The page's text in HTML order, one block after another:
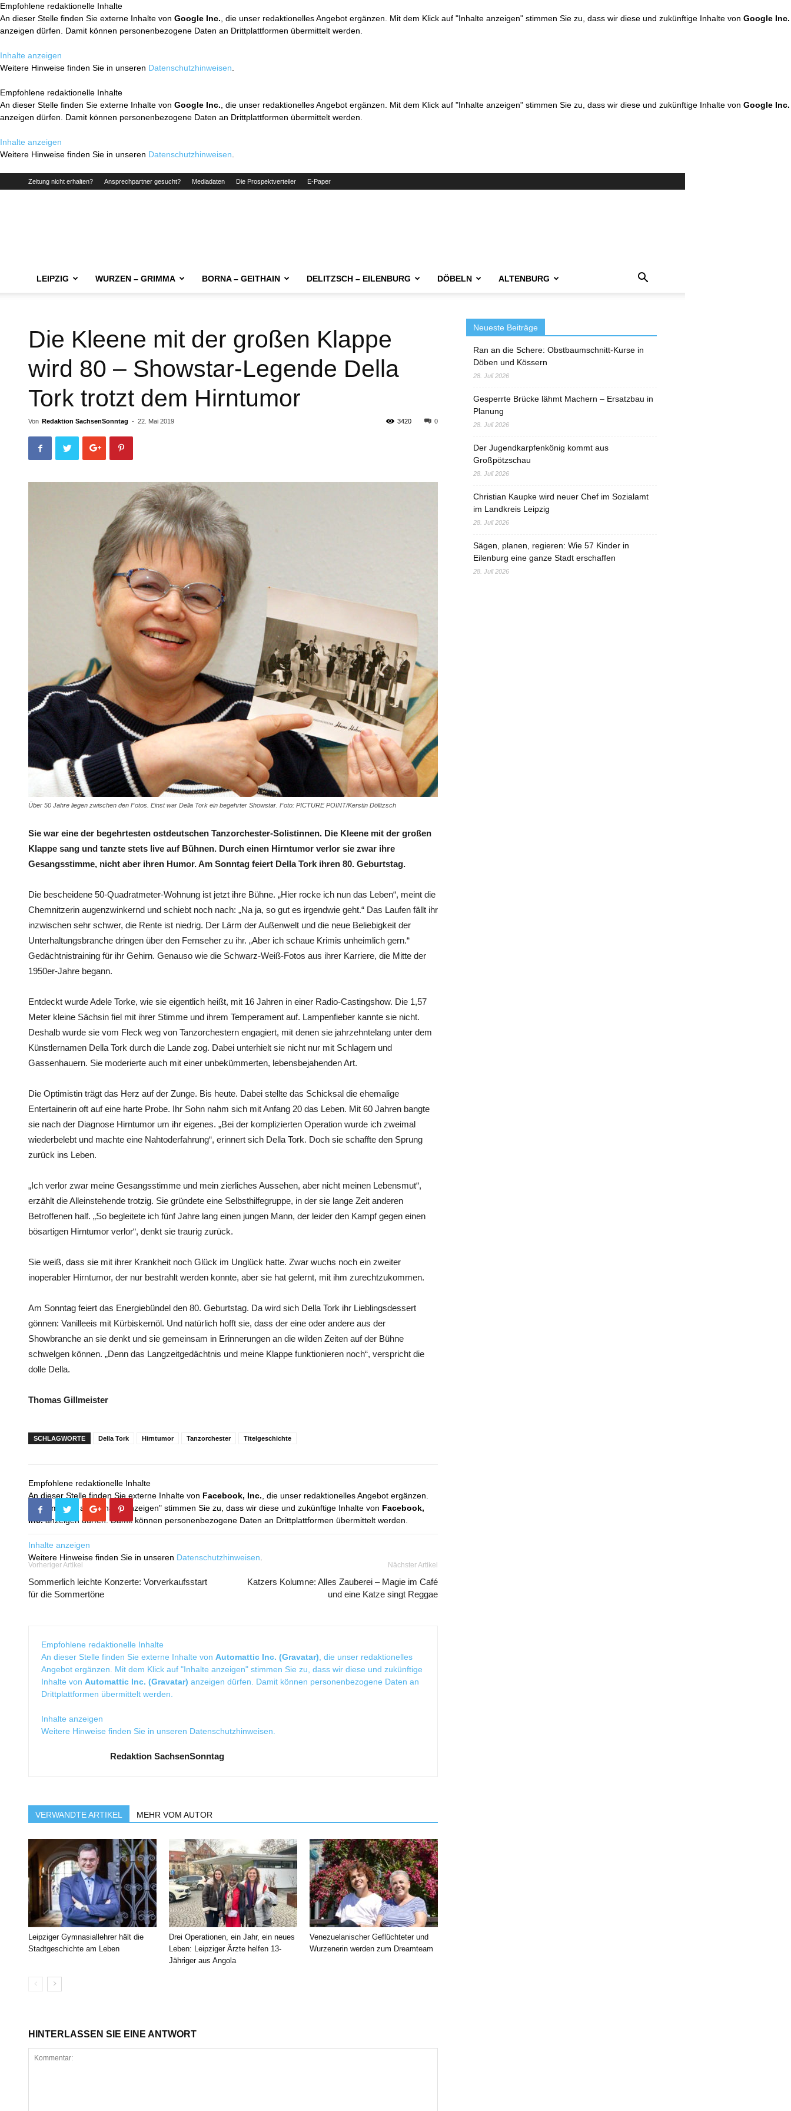
Empfohlene redaktionelle Inhalte
An dieser Stelle finden Sie externe Inhalte von Google Inc. , die unser redaktionelles Angebot ergänzen. Mit dem Klick auf "Inhalte anzeigen" stimmen Sie zu, dass wir diese und zukünftige Inhalte von Google Inc.
anzeigen dürfen. Damit können personenbezogene Daten an Drittplattformen übermittelt werden.
Inhalte anzeigen
Weitere Hinweise finden Sie in unseren Datenschutzhinweisen
Empfohlene redaktionelle Inhalte
An dieser Stelle finden Sie externe Inhalte von Google Inc. , die unser redaktionelles Angebot ergänzen. Mit dem Klick auf "Inhalte anzeigen" stimmen Sie zu, dass wir diese und zukünftige Inhalte von Google Inc.
anzeigen dürfen. Damit können personenbezogene Daten an Drittplattformen übermittelt werden.
Inhalte anzeigen
Weitere Hinweise finden Sie in unseren Datenschutzhinweisen
Zeitung nicht erhalten? Ansprechpartner gesucht? Mediadaten Die Prospektverteiler E-Paper
LEIPZIG WURZEN – GRIMMA BORNA – GEITHAIN DELITZSCH – EILENBURG DÖBELN ALTENBURG
Die Kleene mit der großen Klappe
wird 80 – Showstar-Legende Della
Tork trotzt dem Hirntumor
Von Redaktion SachsenSonntag - 22. Mai 2019 0
3420
Über 50 Jahre liegen zwischen den Fotos. Einst war Della Tork ein begehrter Showstar. Foto: PICTURE POINT/Kerstin Dölitzsch
Sie war eine der begehrtesten ostdeutschen Tanz­orchester-Solistinnen. Die Kleene mit der großen
Klappe sang und tanzte stets live auf Bühnen. Durch einen Hirntumor verlor sie zwar ihre
Gesangsstimme, nicht aber ihren Humor. Am Sonntag feiert Della Tork ihren 80. Geburtstag.
Die bescheidene 50-Quadratmeter-Wohnung ist jetzt ihre Bühne. „Hier rocke ich nun das Leben“, meint die
Chemnitzerin augenzwinkernd und schiebt noch nach: „Na ja, so gut es irgendwie geht.“ Das Laufen fällt ihr
inzwischen sehr schwer, die Rente ist niedrig. Der Lärm der Außenwelt und die neue Beliebigkeit der
Unterhaltungsbranche dringen über den Fernseher zu ihr. „Aber ich schaue Krimis unheimlich gern.“
Gedächtnistraining für ihr Gehirn. Genauso wie die Schwarz-Weiß-Fotos aus ihrer Karriere, die Mitte der
1950er-Jahre begann.
Entdeckt wurde Adele Torke, wie sie eigentlich heißt, mit 16 Jahren in einer Radio-Castingshow. Die 1,57
Meter kleine Sächsin fiel mit ihrer Stimme und ihrem Temperament auf. Lampenfieber kannte sie nicht.
Deshalb wurde sie vom Fleck weg von Tanzorchestern engagiert, mit denen sie jahrzehntelang unter dem
Künstlernamen Della Tork durch die Lande zog. Dabei unterhielt sie nicht nur mit Schlagern und
Gassenhauern. Sie moderierte auch mit einer unbekümmerten, lebensbejahenden Art.
Die Optimistin trägt das Herz auf der Zunge. Bis heute. Dabei stellte das Schicksal die ehemalige
Entertainerin oft auf eine harte Probe. Ihr Sohn nahm sich mit Anfang 20 das Leben. Mit 60 Jahren bangte
sie nach der Diagnose Hirntumor um ihr eigenes. „Bei der komplizierten Operation wurde ich zweimal
wiederbelebt und machte eine Nahtoderfahrung“, erinnert sich Della Tork. Doch sie schaffte den Sprung
zurück ins Leben.
„Ich verlor zwar meine Gesangsstimme und mein zierliches Aussehen, aber nicht meinen Lebensmut“,
erzählt die Alleinstehende trotzig. Sie gründete eine Selbsthilfegruppe, in der sie lange Zeit anderen
Betroffenen half. „So begleitete ich fünf Jahre lang einen jungen Mann, der leider den Kampf gegen einen
bösartigen Hirntumor verlor“, denkt sie traurig zurück.
Sie weiß, dass sie mit ihrer Krankheit noch Glück im Unglück hatte. Zwar wuchs noch ein zweiter
inoperabler Hirntumor, der nur bestrahlt werden konnte, aber sie hat gelernt, mit ihm zurechtzukommen.
Am Sonntag feiert das Energiebündel den 80. Geburtstag. Da wird sich Della Tork ihr Lieblingsdessert
gönnen: Vanilleeis mit Kürbiskernöl. Und natürlich hofft sie, dass der eine oder andere aus der
Showbranche an sie denkt und sie gemeinsam in Erinnerungen an die wilden Zeiten auf der Bühne
schwelgen können. „Denn das Langzeitgedächtnis und meine Klappe funktionieren noch“, verspricht die
dolle Della.
Thomas Gillmeister
SCHLAGWORTE Della Tork Hirntumor Tanzorchester Titelgeschichte
Empfohlene redaktionelle Inhalte
An dieser Stelle finden Sie externe Inhalte von Facebook, Inc. , die unser redaktionelles Angebot ergänzen.
Mit dem Klick auf "Inhalte anzeigen" stimmen Sie zu, dass wir diese und zukünftige Inhalte von Facebook,
Inc.anzeigen dürfen. Damit können personenbezogene Daten an Drittplattformen übermittelt werden.
Inhalte anzeigen
Weitere Hinweise finden Sie in unseren Datenschutzhinweisen
Vorheriger Artikel
Sommerlich leichte Konzerte: Vorverkaufsstart
für die Sommertöne
Nächster Artikel
Katzers Kolumne: Alles Zauberei – Magie im Café
und eine Katze singt Reggae
Empfohlene redaktionelle Inhalte
An dieser Stelle finden Sie externe Inhalte von Automattic Inc. (Gravatar) , die unser redaktionelles
Angebot ergänzen. Mit dem Klick auf "Inhalte anzeigen" stimmen Sie zu, dass wir diese und zukünftige
Inhalte von Automattic Inc. (Gravatar) anzeigen dürfen. Damit können personenbezogene Daten an
Drittplattformen übermittelt werden.
Inhalte anzeigen
Weitere Hinweise finden Sie in unseren Datenschutzhinweisen
Redaktion SachsenSonntag
VERWANDTE ARTIKEL MEHR VOM AUTOR
Leipziger Gymnasiallehrer hält die
Stadtgeschichte am Leben
Drei Operationen, ein Jahr, ein neues
Leben: Leipziger Ärzte helfen 13-
Jähriger aus Angola
Venezuelanischer Geflüchteter und
Wurzenerin werden zum Dreamteam
HINTERLASSEN SIE EINE ANTWORT
Neueste Beiträge
Ran an die Schere: Obstbaumschnitt-Kurse in
Döben und Kössern
28. Juli 2026
Gesperrte Brücke lähmt Machern – Ersatzbau in
Planung
28. Juli 2026
Der Jugendkarpfenkönig kommt aus
Großpötzschau
28. Juli 2026
Christian Kaupke wird neuer Chef im Sozialamt
im Landkreis Leipzig
28. Juli 2026
Sägen, planen, regieren: Wie 57 Kinder in
Eilenburg eine ganze Stadt erschaffen
28. Juli 2026